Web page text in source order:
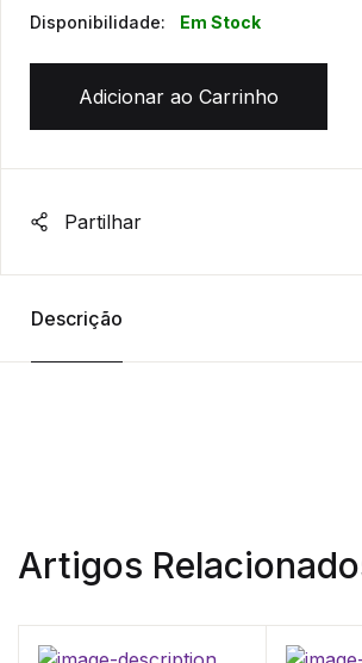
Disponibilidade:
Em Stock
Adicionar ao Carrinho
Partilhar
Descrição
Artigos